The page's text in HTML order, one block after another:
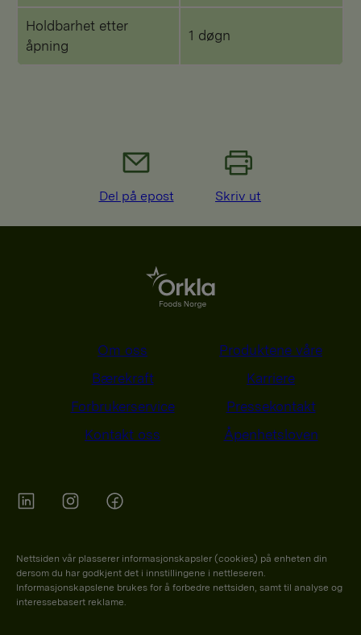
Holdbarhet etter
åpning
1 døgn
Del på epost Skriv ut
Om oss
Produktene våre
Bærekraft
Karriere
Forbrukerservice
Pressekontakt
Kontakt oss
Åpenhetsloven
Nettsiden vår plasserer informasjonskapsler (cookies) på enheten din
dersom du har godkjent det i innstillingene i nettleseren.
Informasjonskapslene brukes for å forbedre nettsiden, samt til analyse og
interessebasert reklame.